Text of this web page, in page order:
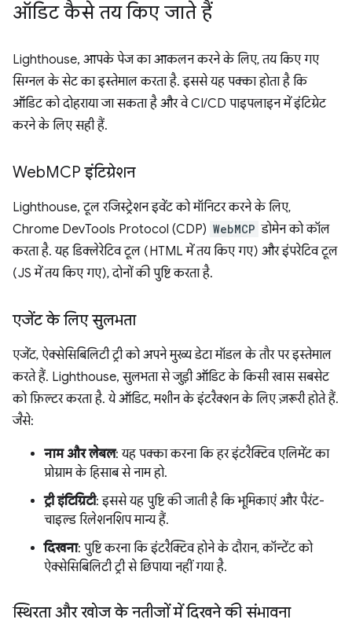
ऑडिट कैसे तय किए जाते हैं
Lighthouse, आपके पेज का आकलन करने के लिए, तय किए गए
सिग्नल के सेट का इस्तेमाल करता है. इससे यह पक्का होता है कि
ऑडिट को दोहराया जा सकता है और वे CI/CD पाइपलाइन में इंटिग्रेट
करने के लिए सही हैं.
WebMCP इंटिग्रेशन
Lighthouse, टूल रजिस्ट्रेशन इवेंट को मॉनिटर करने के लिए,
Chrome DevTools Protocol (CDP) WebMCP डोमेन को कॉल
करता है. यह डिक्लेरेटिव टूल (HTML में तय किए गए) और इंपरेटिव टूल
(JS में तय किए गए), दोनों की पुष्टि करता है.
एजेंट के लिए सुलभता
एजेंट, ऐक्सेसिबिलिटी ट्री को अपने मुख्य डेटा मॉडल के तौर पर इस्तेमाल
करते हैं. Lighthouse, सुलभता से जुड़ी ऑडिट के किसी खास सबसेट
को फ़िल्टर करता है. ये ऑडिट, मशीन के इंटरैक्शन के लिए ज़रूरी होते हैं.
जैसे:
नाम और लेबल: यह पक्का करना कि हर इंटरैक्टिव एलिमेंट का
प्रोग्राम के हिसाब से नाम हो.
ट्री इंटिग्रिटी: इससे यह पुष्टि की जाती है कि भूमिकाएं और पैरंट-
चाइल्ड रिलेशनशिप मान्य हैं.
दिखना: पुष्टि करना कि इंटरैक्टिव होने के दौरान, कॉन्टेंट को
ऐक्सेसिबिलिटी ट्री से छिपाया नहीं गया है.
स्थिरता और खोज के नतीजों में दिखने की संभावना